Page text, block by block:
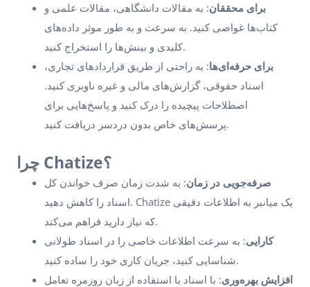
برای محققان: به مقالات دانشگاهی، مقالات علمی و
کتاب‌ها غواصی کنید. به سرعت و به طور موثر داده‌های
کلیدی و بینش‌ها را استخراج کنید.
برای حرفه‌ای‌ها: به راحتی از طریق قراردادهای تجاری،
اسناد حقوقی، گزارش‌های مالی و غیره ناوبری کنید.
اصطلاحات پیچیده را درک کنید و پاسخ‌هایی برای
پرسش‌های خاص بدون دردسر دریافت کنید.
چرا Chatize؟
صرفه‌جویی در زمان: به شدت زمان صرف خواندن کل
اسناد را کاهش دهید. Chatize یک میانبر به اطلاعات دقیقی
که نیاز دارید فراهم می‌کند.
کارایی: به سرعت اطلاعات خاصی را در اسناد طولانی
شناسایی کنید، جریان کاری خود را ساده کنید.
افزایش بهره‌وری: با اسناد با استفاده از زبان روزمره تعامل